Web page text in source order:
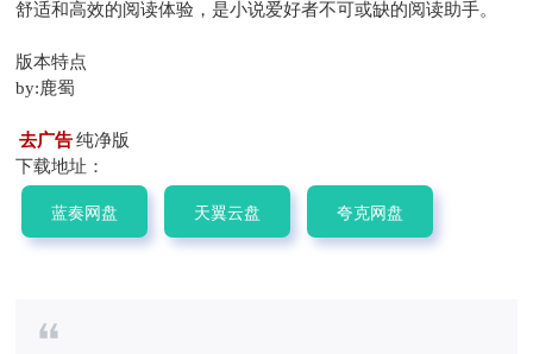
舒适和高效的阅读体验，是小说爱好者不可或缺的阅读助手。
版本特点
by:鹿蜀
去广告 纯净版
下载地址：
蓝奏网盘 天翼云盘 夸克网盘